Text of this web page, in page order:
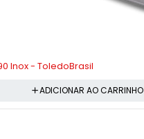
Inox - ToledoBrasil
ADICIONAR AO CARRINHO